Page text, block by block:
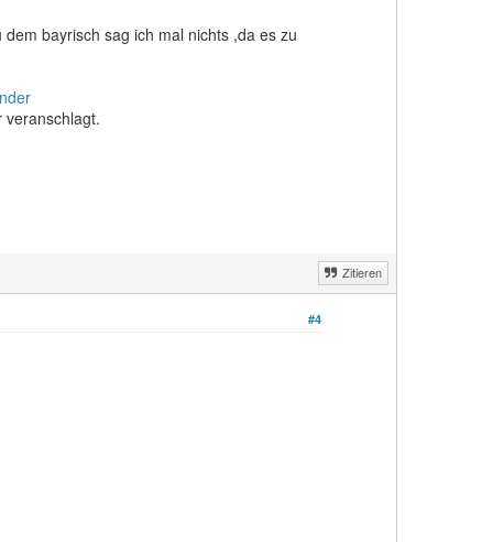
bayrisch sag ich mal nichts ,da es zu
Zitieren
#4